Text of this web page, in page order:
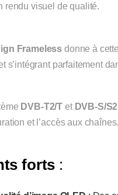
rendu visuel de qualité.
Frameless donne à
s’intégrant parfaitement
DVB-T2/T et DVB-S/S2
et l’accès aux chaînes.
forts :